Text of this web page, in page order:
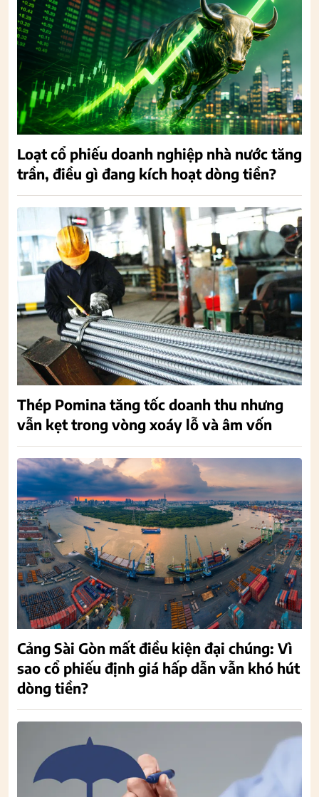
Loạt cổ phiếu doanh nghiệp nhà nước tăng
trần, điều gì đang kích hoạt dòng tiền?
Thép Pomina tăng tốc doanh thu nhưng
vẫn kẹt trong vòng xoáy lỗ và âm vốn
Cảng Sài Gòn mất điều kiện đại chúng: Vì
sao cổ phiếu định giá hấp dẫn vẫn khó hút
dòng tiền?